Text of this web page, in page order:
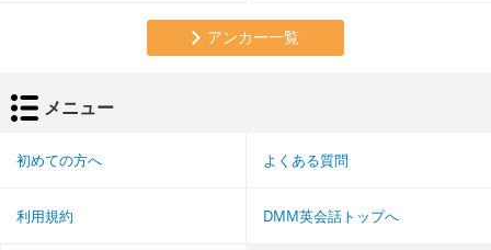
アンカー一覧
メニュー
初めての方へ よくある質問
利用規約 DMM英会話トップへ